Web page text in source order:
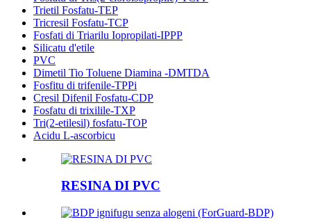
Trietil Fosfatu-TEP
Tricresil Fosfatu-TCP
Fosfati di Triarilu Iopropilati-IPPP
Silicatu d'etile
PVC
Dimetil Tio Toluene Diamina -DMTDA
Fosfitu di trifenile-TPPi
Cresil Difenil Fosfatu-CDP
Fosfatu di trixilile-TXP
Tri(2-etilesil) fosfatu-TOP
Acidu L-ascorbicu
RESINA DI PVC